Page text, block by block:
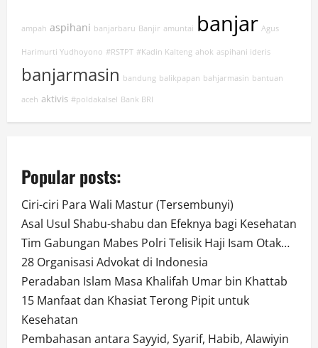
ampah aspihani banjarbaru Banjir amuntai banjar Agus
Harimurti Yudhoyono #RSTPT #Kadin Kalteng ahok aspihani ideris
banjarmasin bandung balikpapan bahjarmasin bantuan
aceh aktivis #poldakalsel Bank BRI
Popular posts:
Ciri-ciri Para Wali Mastur (Tersembunyi)
Asal Usul Shabu-shabu dan Efeknya bagi Kesehatan
Tim Gabungan Mabes Polri Telisik Haji Isam Otak…
28 Organisasi Advokat di Indonesia
Peradaban Islam Masa Khalifah Umar bin Khattab
15 Manfaat dan Khasiat Terong Pipit untuk
Kesehatan
Pembahasan antara Sayyid, Syarif, Habib, Alawiyin